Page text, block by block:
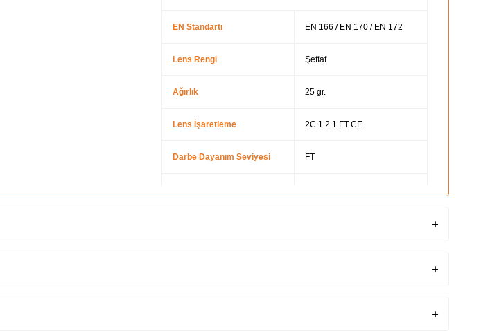
EN Standartı EN 166 / EN 170 / EN 172
Lens Rengi Şeffaf
Ağırlık 25 gr.
Lens İşaretleme 2C 1.2 1 FT CE
Darbe Dayanım Seviyesi FT